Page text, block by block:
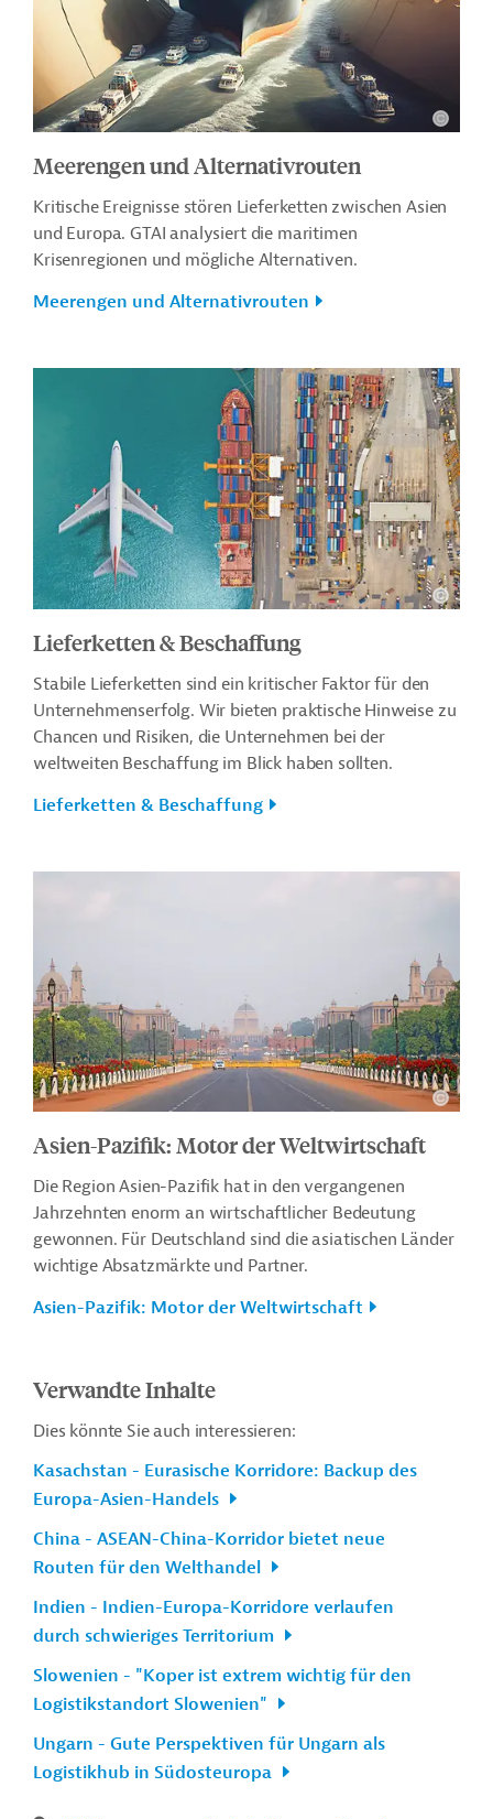
Meerengen und Alternativrouten
Kritische Ereignisse stören Lieferketten zwischen Asien
und Europa. GTAI analysiert die maritimen
Krisenregionen und mögliche Alternativen.
Meerengen und Alternativrouten
Lieferketten & Beschaffung
Stabile Lieferketten sind ein kritischer Faktor für den
Unternehmenserfolg. Wir bieten praktische Hinweise zu
Chancen und Risiken, die Unternehmen bei der
weltweiten Beschaffung im Blick haben sollten.
Lieferketten & Beschaffung
Asien-Pazifik: Motor der Weltwirtschaft
Die Region Asien-Pazifik hat in den vergangenen
Jahrzehnten enorm an wirtschaftlicher Bedeutung
gewonnen. Für Deutschland sind die asiatischen Länder
wichtige Absatzmärkte und Partner.
Asien-Pazifik: Motor der Weltwirtschaft
Verwandte Inhalte
Dies könnte Sie auch interessieren:
Kasachstan - Eurasische Korridore: Backup des
Europa-Asien-Handels
China - ASEAN-China-Korridor bietet neue
Routen für den Welthandel
Indien - Indien-Europa-Korridore verlaufen
durch schwieriges Territorium
Slowenien - "Koper ist extrem wichtig für den
Logistikstandort Slowenien"
Ungarn - Gute Perspektiven für Ungarn als
Logistikhub in Südosteuropa